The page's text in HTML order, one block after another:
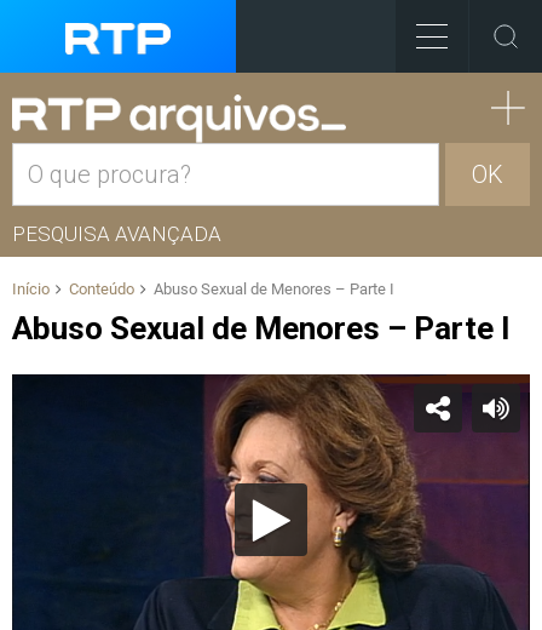
OK
PESQUISA AVANÇADA
Início Conteúdo Abuso Sexual de Menores – Parte I
Abuso Sexual de Menores – Parte I